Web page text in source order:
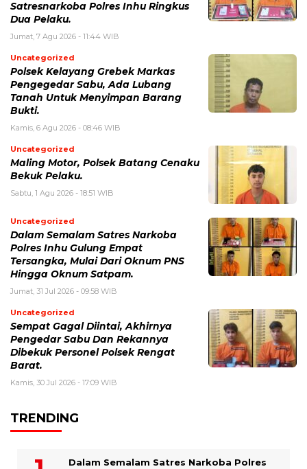
Satresnarkoba Polres Inhu Ringkus
Dua Pelaku.
Jumat, 7 Agu 2026 - 11:44 WIB
Uncategorized
Polsek Kelayang Grebek Markas
Pengegedar Sabu, Ada Lubang
Tanah Untuk Menyimpan Barang
Bukti.
Kamis, 6 Agu 2026 - 08:46 WIB
Uncategorized
Maling Motor, Polsek Batang Cenaku
Bekuk Pelaku.
Sabtu, 1 Agu 2026 - 18:51 WIB
Uncategorized
Dalam Semalam Satres Narkoba
Polres Inhu Gulung Empat
Tersangka, Mulai Dari Oknum PNS
Hingga Oknum Satpam.
Jumat, 31 Jul 2026 - 09:58 WIB
Uncategorized
Sempat Gagal Diintai, Akhirnya
Pengedar Sabu Dan Rekannya
Dibekuk Personel Polsek Rengat
Barat.
Kamis, 30 Jul 2026 - 17:09 WIB
TRENDING
Dalam Semalam Satres Narkoba Polres